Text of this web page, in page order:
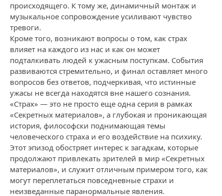
происходящего. К тому же, динамичный монтаж и
музыкальное сопровождение усиливают чувство
тревоги.
Кроме того, возникают вопросы о том, как страх
влияет на каждого из нас и как он может
подталкивать людей к ужасным поступкам. События
развиваются стремительно, и финал оставляет много
вопросов без ответов, подчеркивая, что истинные
ужасы не всегда находятся вне нашего сознания.
«Страх» — это не просто еще одна серия в рамках
«Секретных материалов», а глубокая и проникающая
история, философски поднимающая темы
человеческого страха и его воздействие на психику.
Этот эпизод обостряет интерес к загадкам, которые
продолжают привлекать зрителей в мир «Секретных
материалов», и служит отличным примером того, как
могут переплетаться повседневные страхи и
неизведанные паранормальные явления.